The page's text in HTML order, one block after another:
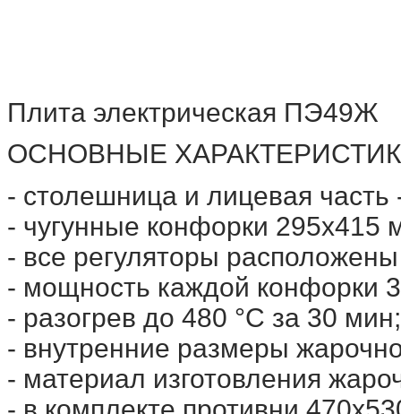
Плита электрическая ПЭ49Ж
ОСНОВНЫЕ
- столешница и лицевая часть
- чугунные конфорки 295х415
- все регуляторы
- мощность каждой конфорки
- разогрев до 480 °С за 30 мин;
- внутренние размеры
- материал изготовления